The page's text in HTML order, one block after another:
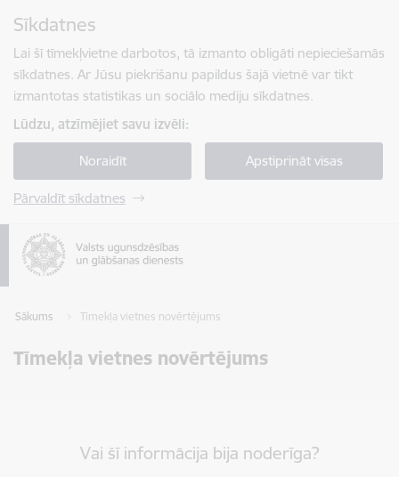
Sīkdatnes
Lai šī tīmekļvietne darbotos, tā izmanto obligāti nepieciešamās
sīkdatnes. Ar Jūsu piekrišanu papildus šajā vietnē var tikt
izmantotas statistikas un sociālo mediju sīkdatnes.
Lūdzu, atzīmējiet savu izvēli:
Noraidīt Apstiprināt visas
Pārvaldīt sīkdatnes
Sākums Tīmekļa vietnes novērtējums
Tīmekļa vietnes novērtējums
Vai šī informācija bija noderīga?